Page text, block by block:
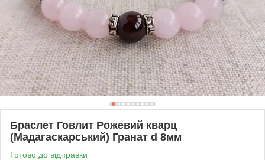
Браслет Говлит Рожевий кварц
(Мадагаскарський) Гранат d 8мм
Готово до відправки